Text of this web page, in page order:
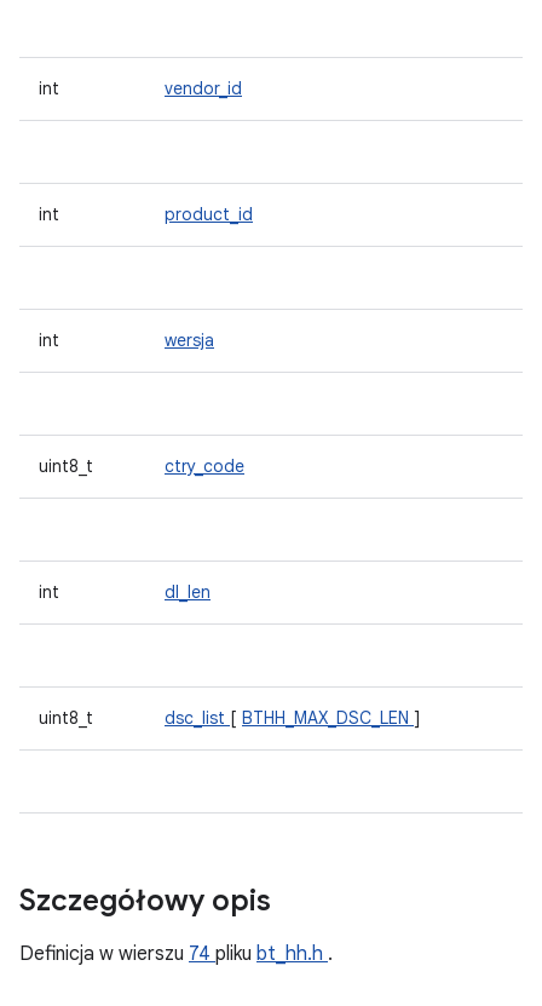
int vendor_id
int product_id
int wersja
uint8_t ctry_code
int dl_len
uint8_t dsc_list [ BTHH_MAX_DSC_LEN ]
Szczegółowy opis
Definicja w wierszu 74 pliku bt_hh.h .